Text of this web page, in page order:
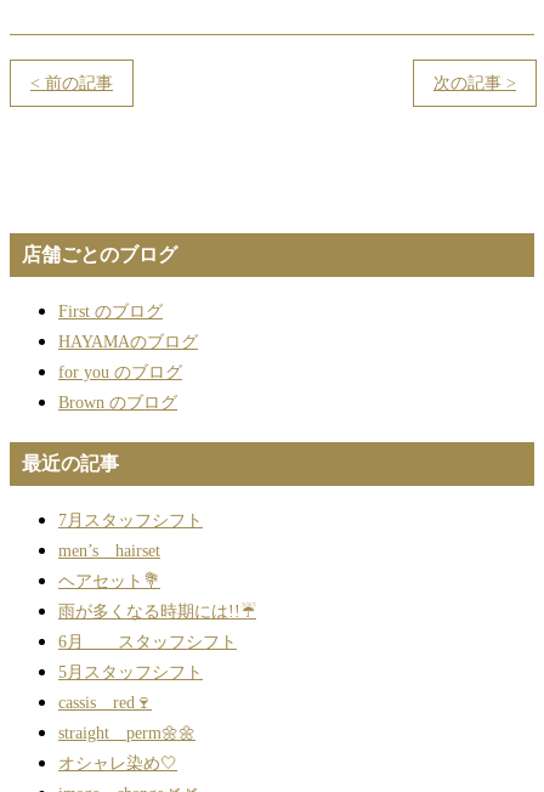
< 前の記事 次の記事 >
店舗ごとのブログ
First のブログ
HAYAMAのブログ
for you のブログ
Brown のブログ
最近の記事
7月スタッフシフト
men’s hairset
ヘアセット💐
雨が多くなる時期には!!☔
6月 スタッフシフト
5月スタッフシフト
cassis red🍷
straight perm🌼🌼
オシャレ染め🤍